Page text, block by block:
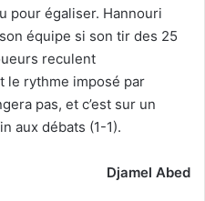
pour égaliser. Hannouri
équipe si son tir des 25
reculent
le rythme imposé par
pas, et c’est sur un
aux débats (1-1).
Djamel Abed